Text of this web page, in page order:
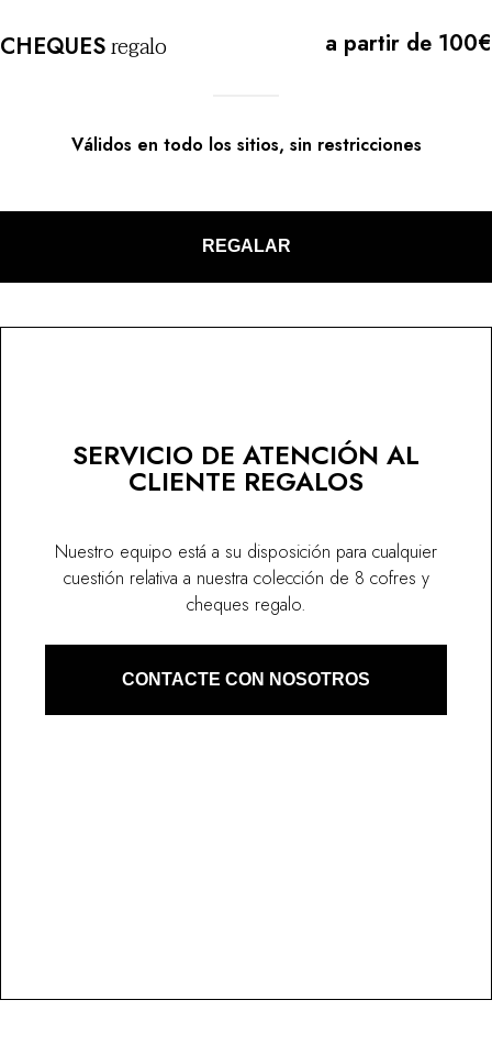
CHEQUESregalo a partir de 100€
Válidos en todo los sitios, sin restricciones
REGALAR
SERVICIO DE ATENCIÓN AL
CLIENTE REGALOS
Nuestro equipo está a su disposición para cualquier
cuestión relativa a nuestra colección de 8 cofres y
cheques regalo.
CONTACTE CON NOSOTROS